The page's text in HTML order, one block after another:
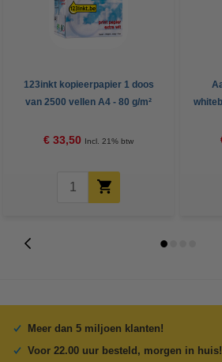
123inkt kopieerpapier 1 doos
van 2500 vellen A4 - 80 g/m²
€ 33,50 Incl. 21% btw
Meer dan 5 miljoen klanten!
Voor 22.00 uur besteld, morgen in huis!